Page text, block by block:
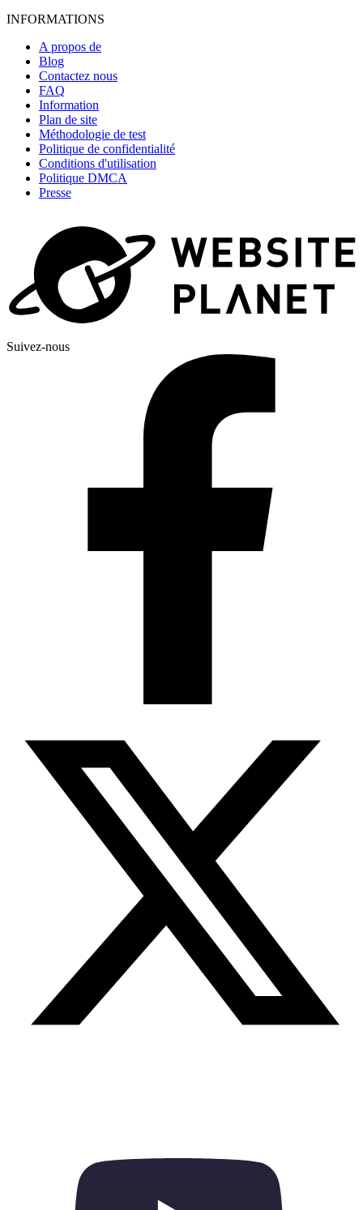
INFORMATIONS
A propos de
Blog
Contactez nous
FAQ
Information
Plan de site
Méthodologie de test
Politique de confidentialité
Conditions d'utilisation
Politique DMCA
Presse
Suivez-nous